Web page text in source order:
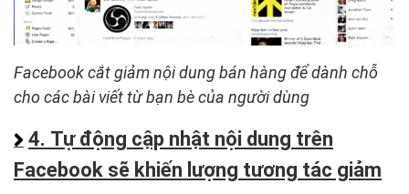
Facebook cắt giảm nội dung bán hàng để dành chỗ
cho các bài viết từ bạn bè của người dùng
4. Tự động cập nhật nội dung trên
Facebook sẽ khiến lượng tương tác giảm